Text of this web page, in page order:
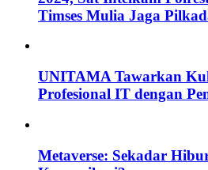
Timses Mulia Jaga
UNITAMA Tawarkan
Profesional IT dengan
Metaverse: Sekadar